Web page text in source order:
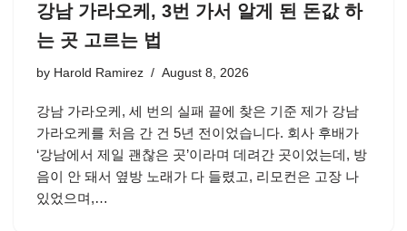
강남 가라오케, 3번 가서 알게 된 돈값 하
는 곳 고르는 법
by Harold Ramirez August 8, 2026
강남 가라오케, 세 번의 실패 끝에 찾은 기준 제가 강남
가라오케를 처음 간 건 5년 전이었습니다. 회사 후배가
‘강남에서 제일 괜찮은 곳’이라며 데려간 곳이었는데, 방
음이 안 돼서 옆방 노래가 다 들렸고, 리모컨은 고장 나
있었으며,…